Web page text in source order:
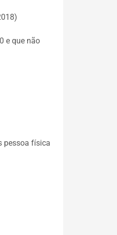
e que não
pessoa física